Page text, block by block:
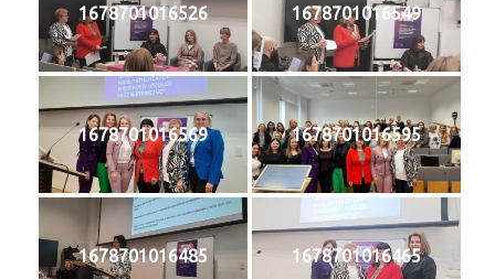
1678701016526 1678701016549
1678701016569 1678701016595
1678701016485 1678701016465